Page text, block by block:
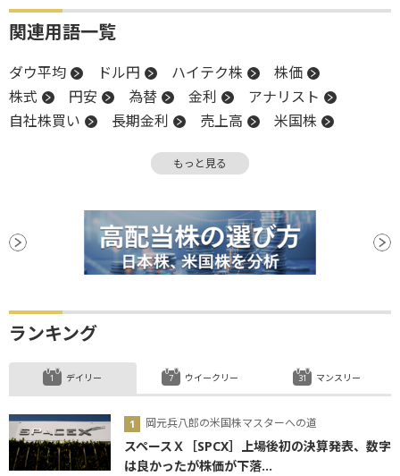
関連用語一覧
ダウ平均 ドル円 ハイテク株
株価
株式
円安 為替 金利
アナリスト
自社株買い
長期金利 売上高
米国株
新築住宅販売件数
もっと見る
ランキング
デイリー
岡元兵八郎の米国株マスターへの道
スペースＸ［SPCX］上場後初の決算発表、数字
は良かったが株価が下落...
ウイークリー マンスリー